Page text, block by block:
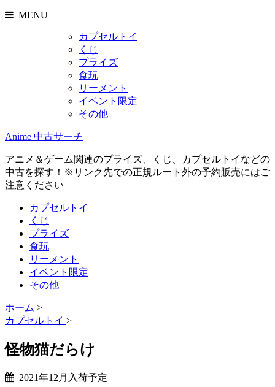
MENU
カプセルトイ
くじ
プライズ
食玩
リーメント
イベント限定
その他
Anime 中古サーチ
アニメ＆ゲーム関連のプライズ、くじ、カプセルトイなどの
中古を探す！※リンク先での正規ルート外の予約販売にはご
注意ください
カプセルトイ
くじ
プライズ
食玩
リーメント
イベント限定
その他
ホーム >
カプセルトイ >
怪物猫だらけ
2021年12月入荷予定